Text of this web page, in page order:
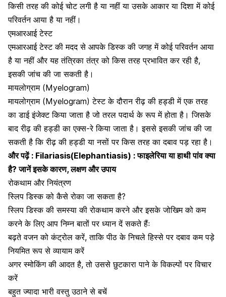
किसी तरह की कोई चोट लगी है या नहीं या उसके आकार या दिशा में कोई
परिवर्तन आया है या नहीं।
एमआरआई टेस्ट
एमआरआई टेस्टकी मदद से आपके डिस्क की जगह में कोई परिवर्तन आया
है या नहीं और यह तंत्रिका तंत्र को किस तरह प्रभावित कर रही है,
इसकी जांच की जा सकती है।
मायलोग्राम (Myelogram)
मायलोग्राम (Myelogram) टेस्टके दौरान रीढ़ की हड्डी में एक तरह
का डाई इंजेक्ट किया जाता है जो तरल पदार्थ के रूप में होता है। जिसके
बाद रीढ़ की हड्डी का एक्स-रे किया जाता है। इससे इसकी जांच की जा
सकती है कि रीढ़ की हड्डी या नसों पर किस तरह का दबाव पड़ रहा है।
और पढ़ें : Filariasis(Elephantiasis) : फाइलेरिया या हाथी पांव क्या
है? जानें इसके कारण, लक्षण और उपाय
रोकथाम और नियंत्रण
स्लिप डिस्क को कैसे रोका जा सकता है?
स्लिप डिस्क की समस्या की रोकथाम करने और इसके जोखिम को कम
करने के लिए आप निम्न बातों पर ध्यान दें सकते हैंः
बढ़ते वजन को कंट्रोल करें, ताकि पीठ के निचले हिस्से पर दबाव कम पड़े
नियमित रूप से व्यायाम करें
अगरस्मोकिंग की आदतहै, तो उससे छुटकारा पाने के विकल्पों पर विचार
करें
बहुत ज्यादा भारी वस्तु उठाने से बचें